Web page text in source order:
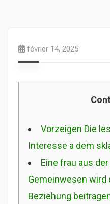
février 14, 2025
Vorzeigen Die
Interesse a dem
Eine frau aus
Gemeinwesen wird
Beziehung